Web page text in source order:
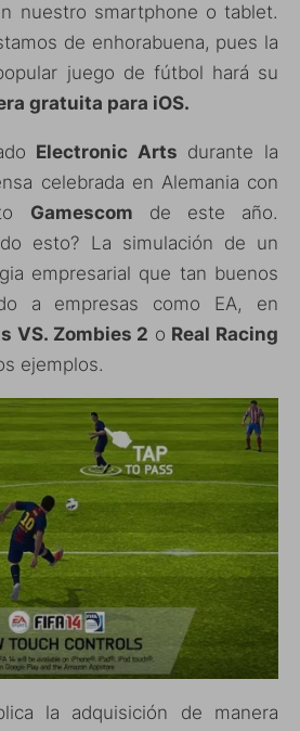
nuestro smartphone o tablet.
de enhorabuena, pues la
juego de fútbol hará su
gratuita para iOS.
Electronic Arts durante la
celebrada en Alemania con
Gamescom de este año.
esto? La simulación de un
empresarial que tan buenos
a empresas como EA, en
VS. Zombies 2 o Real Racing
ejemplos.
la adquisición de manera